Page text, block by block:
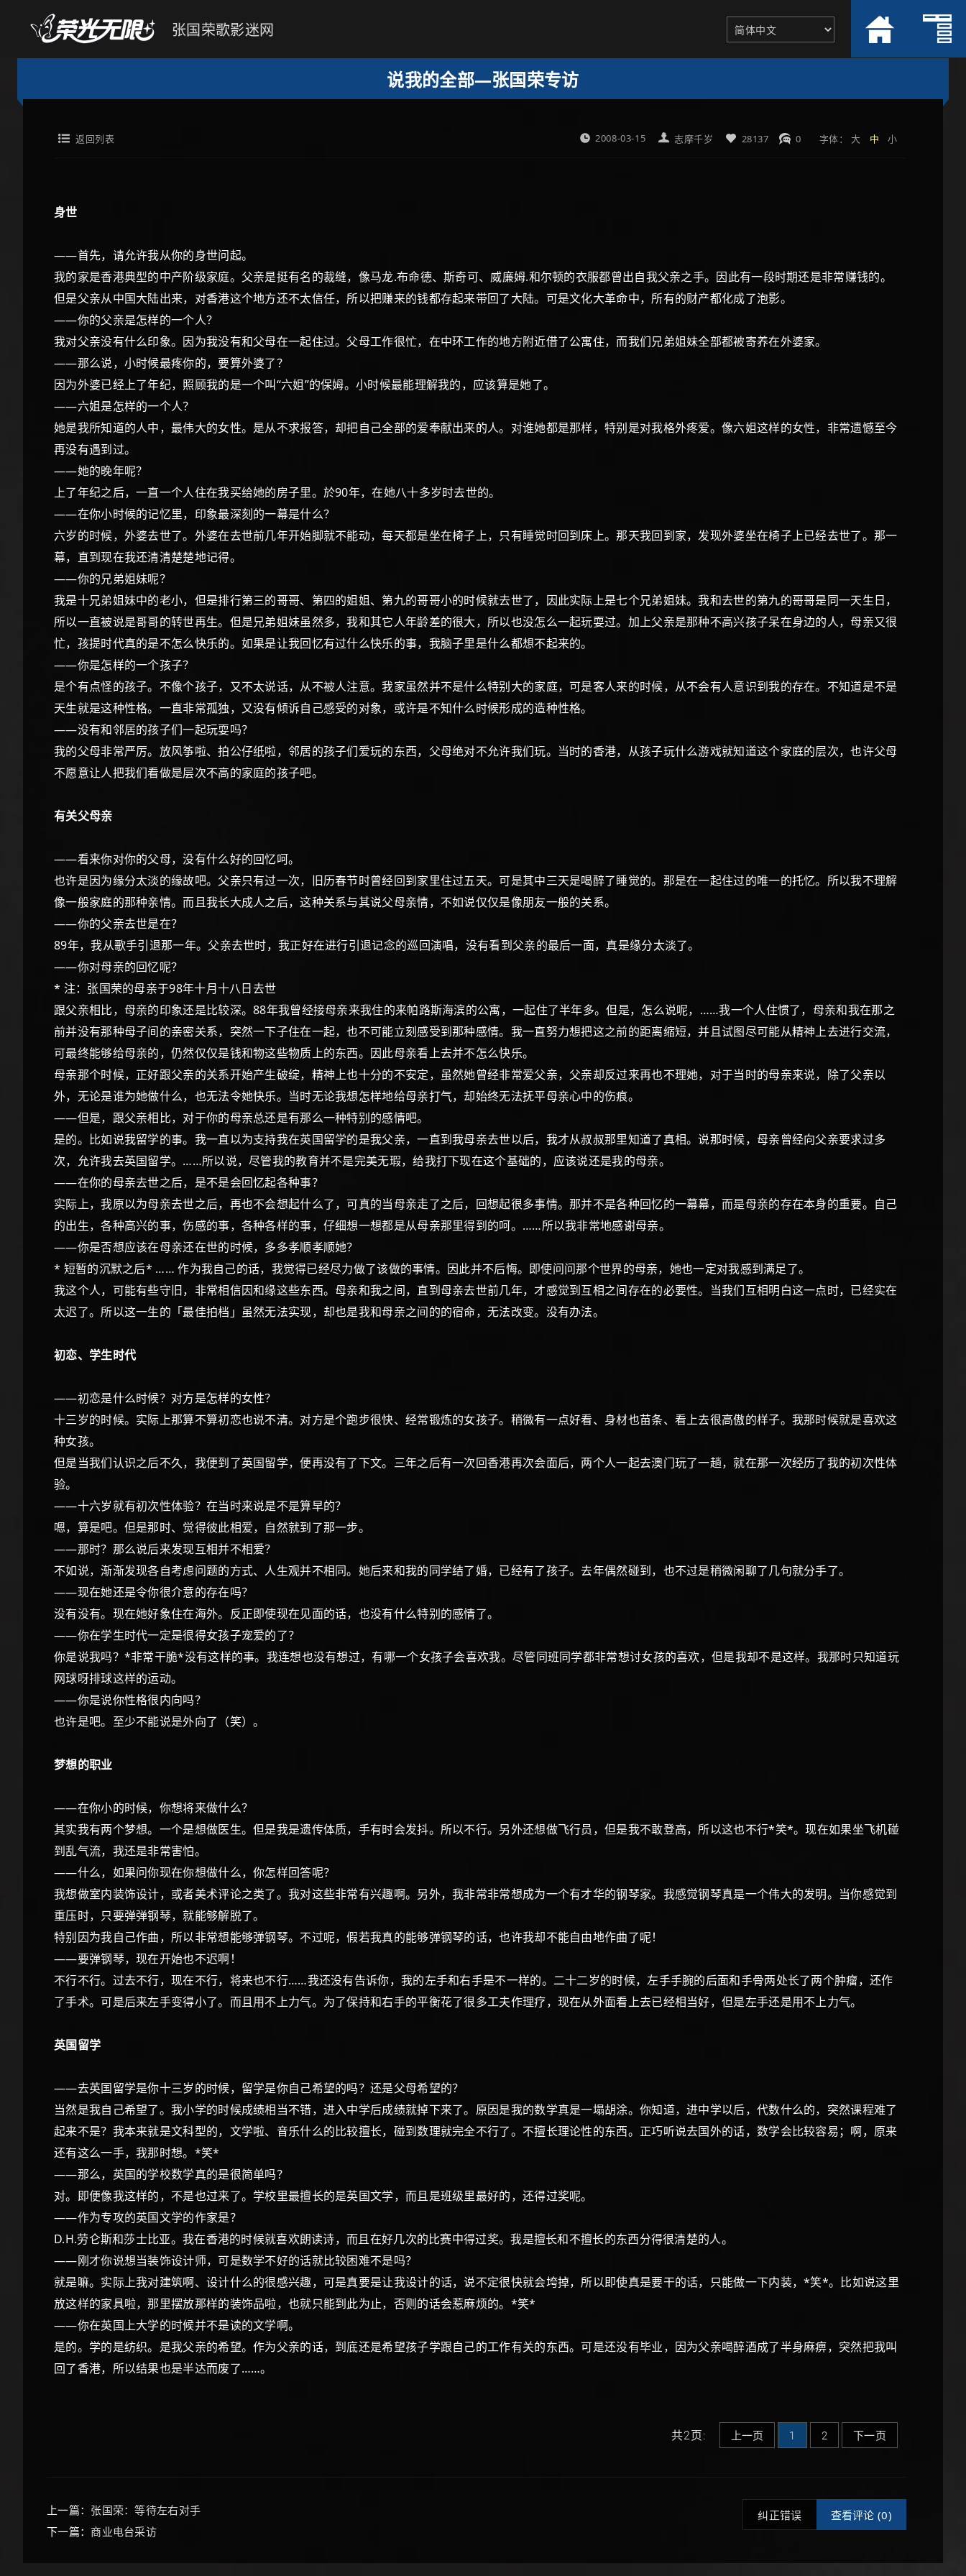
张国荣歌影迷网
说我的全部—张国荣专访
字体：大 中 小
28137 0
志摩千岁
2008-03-15
返回列表
身世
——首先，请允许我从你的身世问起。
我的家是香港典型的中产阶级家庭。父亲是挺有名的裁缝，像马龙.布命德、斯奇可、威廉姆.和尔顿的衣服都曾出自我父亲之手。因此有一段时期还是非常赚钱的。
但是父亲从中国大陆出来，对香港这个地方还不太信任，所以把赚来的钱都存起来带回了大陆。可是文化大革命中，所有的财产都化成了泡影。
——你的父亲是怎样的一个人？
我对父亲没有什么印象。因为我没有和父母在一起住过。父母工作很忙，在中环工作的地方附近借了公寓住，而我们兄弟姐妹全部都被寄养在外婆家。
——那么说，小时候最疼你的，要算外婆了？
因为外婆已经上了年纪，照顾我的是一个叫“六姐”的保姆。小时候最能理解我的，应该算是她了。
——六姐是怎样的一个人？
她是我所知道的人中，最伟大的女性。是从不求报答，却把自己全部的爱奉献出来的人。对谁她都是那样，特别是对我格外疼爱。像六姐这样的女性，非常遗憾至今
再没有遇到过。
——她的晚年呢？
上了年纪之后，一直一个人住在我买给她的房子里。於90年，在她八十多岁时去世的。
——在你小时候的记忆里，印象最深刻的一幕是什么？
六岁的时候，外婆去世了。外婆在去世前几年开始脚就不能动，每天都是坐在椅子上，只有睡觉时回到床上。那天我回到家，发现外婆坐在椅子上已经去世了。那一
幕，直到现在我还清清楚楚地记得。
——你的兄弟姐妹呢？
我是十兄弟姐妹中的老小，但是排行第三的哥哥、第四的姐姐、第九的哥哥小的时候就去世了，因此实际上是七个兄弟姐妹。我和去世的第九的哥哥是同一天生日，
所以一直被说是哥哥的转世再生。但是兄弟姐妹虽然多，我和其它人年龄差的很大，所以也没怎么一起玩耍过。加上父亲是那种不高兴孩子呆在身边的人，母亲又很
忙，孩提时代真的是不怎么快乐的。如果是让我回忆有过什么快乐的事，我脑子里是什么都想不起来的。
——你是怎样的一个孩子？
是个有点怪的孩子。不像个孩子，又不太说话，从不被人注意。我家虽然并不是什么特别大的家庭，可是客人来的时候，从不会有人意识到我的存在。不知道是不是
天生就是这种性格。一直非常孤独，又没有倾诉自己感受的对象，或许是不知什么时候形成的造种性格。
——没有和邻居的孩子们一起玩耍吗？
我的父母非常严厉。放风筝啦、拍公仔纸啦，邻居的孩子们爱玩的东西，父母绝对不允许我们玩。当时的香港，从孩子玩什么游戏就知道这个家庭的层次，也许父母
不愿意让人把我们看做是层次不高的家庭的孩子吧。
有关父母亲
——看来你对你的父母，没有什么好的回忆呵。
也许是因为缘分太淡的缘故吧。父亲只有过一次，旧历春节时曾经回到家里住过五天。可是其中三天是喝醉了睡觉的。那是在一起住过的唯一的托忆。所以我不理解
像一般家庭的那种亲情。而且我长大成人之后，这种关系与其说父母亲情，不如说仅仅是像朋友一般的关系。
——你的父亲去世是在？
89年，我从歌手引退那一年。父亲去世时，我正好在进行引退记念的巡回演唱，没有看到父亲的最后一面，真是缘分太淡了。
——你对母亲的回忆呢？
* 注：张国荣的母亲于98年十月十八日去世
跟父亲相比，母亲的印象还是比较深。88年我曾经接母亲来我住的来帕路斯海滨的公寓，一起住了半年多。但是，怎么说呢，……我一个人住惯了，母亲和我在那之
前并没有那种母子间的亲密关系，突然一下子住在一起，也不可能立刻感受到那种感情。我一直努力想把这之前的距离缩短，并且试图尽可能从精神上去进行交流，
可最终能够给母亲的，仍然仅仅是钱和物这些物质上的东西。因此母亲看上去并不怎么快乐。
母亲那个时候，正好跟父亲的关系开始产生破绽，精神上也十分的不安定，虽然她曾经非常爱父亲，父亲却反过来再也不理她，对于当时的母亲来说，除了父亲以
外，无论是谁为她做什么，也无法令她快乐。当时无论我想怎样地给母亲打气，却始终无法抚平母亲心中的伤痕。
——但是，跟父亲相比，对于你的母亲总还是有那么一种特别的感情吧。
是的。比如说我留学的事。我一直以为支持我在英国留学的是我父亲，一直到我母亲去世以后，我才从叔叔那里知道了真相。说那时候，母亲曾经向父亲要求过多
次，允许我去英国留学。……所以说，尽管我的教育并不是完美无瑕，给我打下现在这个基础的，应该说还是我的母亲。
——在你的母亲去世之后，是不是会回忆起各种事？
实际上，我原以为母亲去世之后，再也不会想起什么了，可真的当母亲走了之后，回想起很多事情。那并不是各种回忆的一幕幕，而是母亲的存在本身的重要。自己
的出生，各种高兴的事，伤感的事，各种各样的事，仔细想一想都是从母亲那里得到的呵。……所以我非常地感谢母亲。
——你是否想应该在母亲还在世的时候，多多孝顺孝顺她？
* 短暂的沉默之后* …… 作为我自己的话，我觉得已经尽力做了该做的事情。因此并不后悔。即使问问那个世界的母亲，她也一定对我感到满足了。
我这个人，可能有些守旧，非常相信因和缘这些东西。母亲和我之间，直到母亲去世前几年，才感觉到互相之间存在的必要性。当我们互相明白这一点时，已经实在
太迟了。所以这一生的「最佳拍档」虽然无法实现，却也是我和母亲之间的的宿命，无法改变。没有办法。
初恋、学生时代
——初恋是什么时候？对方是怎样的女性？
十三岁的时候。实际上那算不算初恋也说不清。对方是个跑步很快、经常锻炼的女孩子。稍微有一点好看、身材也苗条、看上去很高傲的样子。我那时候就是喜欢这
种女孩。
但是当我们认识之后不久，我便到了英国留学，便再没有了下文。三年之后有一次回香港再次会面后，两个人一起去澳门玩了一趟，就在那一次经历了我的初次性体
验。
——十六岁就有初次性体验？在当时来说是不是算早的？
嗯，算是吧。但是那时、觉得彼此相爱，自然就到了那一步。
——那时？那么说后来发现互相并不相爱？
不如说，渐渐发现各自考虑问题的方式、人生观并不相同。她后来和我的同学结了婚，已经有了孩子。去年偶然碰到，也不过是稍微闲聊了几句就分手了。
——现在她还是令你很介意的存在吗？
没有没有。现在她好象住在海外。反正即使现在见面的话，也没有什么特别的感情了。
——你在学生时代一定是很得女孩子宠爱的了？
你是说我吗？*非常干脆*没有这样的事。我连想也没有想过，有哪一个女孩子会喜欢我。尽管同班同学都非常想讨女孩的喜欢，但是我却不是这样。我那时只知道玩
网球呀排球这样的运动。
——你是说你性格很内向吗？
也许是吧。至少不能说是外向了（笑）。
梦想的职业
——在你小的时候，你想将来做什么？
其实我有两个梦想。一个是想做医生。但是我是遗传体质，手有时会发抖。所以不行。另外还想做飞行员，但是我不敢登高，所以这也不行*笑*。现在如果坐飞机碰
到乱气流，我还是非常害怕。
——什么，如果问你现在你想做什么，你怎样回答呢？
我想做室内装饰设计，或者美术评论之类了。我对这些非常有兴趣啊。另外，我非常非常想成为一个有才华的钢琴家。我感觉钢琴真是一个伟大的发明。当你感觉到
重压时，只要弹弹钢琴，就能够解脱了。
特别因为我自己作曲，所以非常想能够弹钢琴。不过呢，假若我真的能够弹钢琴的话，也许我却不能自由地作曲了呢！
——要弹钢琴，现在开始也不迟啊！
不行不行。过去不行，现在不行，将来也不行……我还没有告诉你，我的左手和右手是不一样的。二十二岁的时候，左手手腕的后面和手骨两处长了两个肿瘤，还作
了手术。可是后来左手变得小了。而且用不上力气。为了保持和右手的平衡花了很多工夫作理疗，现在从外面看上去已经相当好，但是左手还是用不上力气。
英国留学
——去英国留学是你十三岁的时候，留学是你自己希望的吗？还是父母希望的？
当然是我自己希望了。我小学的时候成绩相当不错，进入中学后成绩就掉下来了。原因是我的数学真是一塌胡涂。你知道，进中学以后，代数什么的，突然课程难了
起来不是？我本来就是文科型的，文学啦、音乐什么的比较擅长，碰到数理就完全不行了。不擅长理论性的东西。正巧听说去国外的话，数学会比较容易；啊，原来
还有这么一手，我那时想。*笑*
——那么，英国的学校数学真的是很简单吗？
对。即便像我这样的，不是也过来了。学校里最擅长的是英国文学，而且是班级里最好的，还得过奖呢。
——作为专攻的英国文学的作家是？
D.H.劳仑斯和莎士比亚。我在香港的时候就喜欢朗读诗，而且在好几次的比赛中得过奖。我是擅长和不擅长的东西分得很清楚的人。
——刚才你说想当装饰设计师，可是数学不好的话就比较困难不是吗？
就是嘛。实际上我对建筑啊、设计什么的很感兴趣，可是真要是让我设计的话，说不定很快就会垮掉，所以即使真是要干的话，只能做一下内装，*笑*。比如说这里
放这样的家具啦，那里摆放那样的装饰品啦，也就只能到此为止，否则的话会惹麻烦的。*笑*
——你在英国上大学的时候并不是读的文学啊。
是的。学的是纺织。是我父亲的希望。作为父亲的话，到底还是希望孩子学跟自己的工作有关的东西。可是还没有毕业，因为父亲喝醉酒成了半身麻痹，突然把我叫
回了香港，所以结果也是半达而废了……。
共2页: 上一页 1 2 下一页
上一篇： 张国荣：等待左右对手
下一篇： 商业电台采访
纠正错误 查看评论 (0)